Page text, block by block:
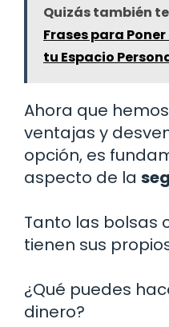
Quizás también
Frases para
tu Espacio
Ahora que
ventajas y
opción, es
aspecto de la
Tanto las bolsas
tienen sus
¿Qué puedes
dinero?